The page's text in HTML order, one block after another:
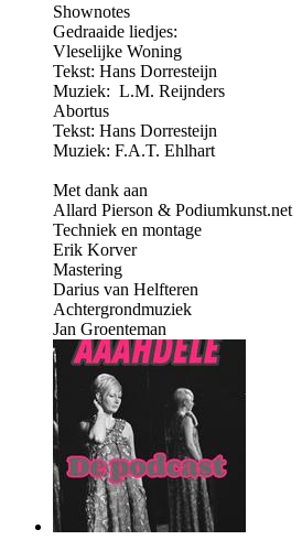
Shownotes
Gedraaide liedjes:
Vleselijke Woning
Tekst: Hans Dorresteijn
Muziek: L.M. Reijnders
Abortus
Tekst: Hans Dorresteijn
Muziek: F.A.T. Ehlhart
Met dank aan
Allard Pierson & Podiumkunst.net
Techniek en montage
Erik Korver
Mastering
Darius van Helfteren
Achtergrondmuziek
Jan Groenteman